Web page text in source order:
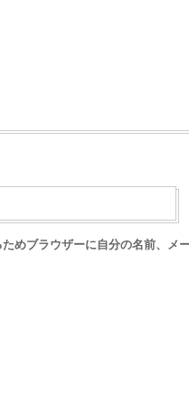
めブラウザーに自分の名前、メ